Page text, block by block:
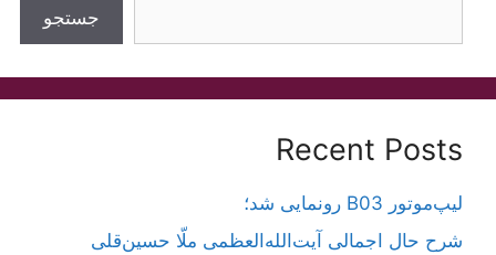
جستجو
Recent Posts
لیپ‌موتور B03 رونمایی شد؛
شرح حال اجمالی آیت‌الله‌العظمی ملّا حسین‌قلی